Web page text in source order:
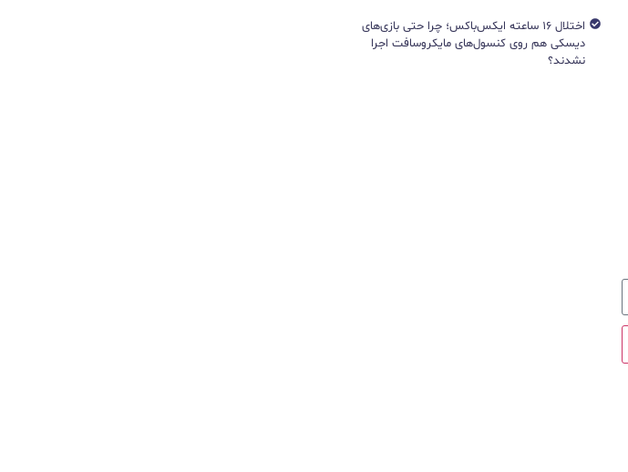
اختلال ۱۶ ساعته ایکس‌باکس؛ چرا حتی بازی‌های
دیسکی هم روی کنسول‌های مایکروسافت اجرا
نشدند؟